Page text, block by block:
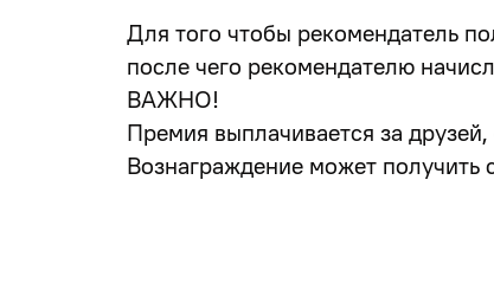
Для того чтобы рекомендатель
после чего рекомендателю
ВАЖНО!
Премия выплачивается за
Вознаграждение может